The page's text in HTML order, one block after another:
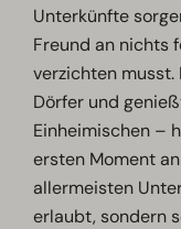
Unterkünfte
Freund an nichts
verzichten
Dörfer und
Einheimischen –
ersten Moment
allermeisten
erlaubt, sondern